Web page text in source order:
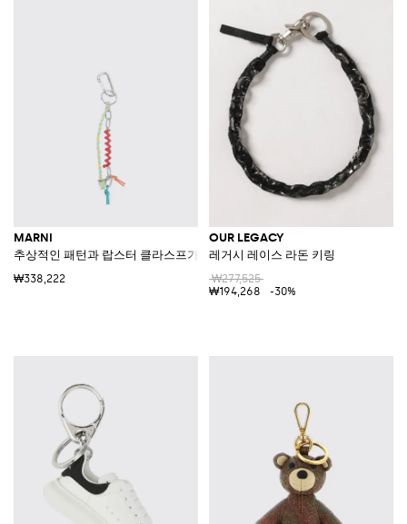
MARNI
추상적인 패턴과 랍스터 클라스프가 있는 자막 및 코튼 키체인
₩338,222
OUR LEGACY
레거시 레이스 라돈 키링
₩277,525
₩194,268
-30%